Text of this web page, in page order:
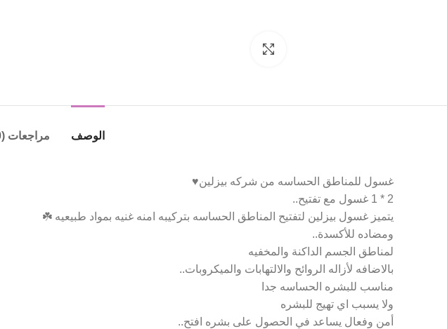
الوصف مراجعات (0)
غسول للمناطق الحساسه من شركه بيزلين♥️
2 * 1 غسول مع تفتيح..
يتميز غسول بيزلين لتفتيح المناطق الحساسه بتركيبه امنه غنيه بمواد طبيعيه ☘️
ومضاده للأكسدة..
لمناطق الجسم الداكنة والمخفيه
بالاضافه لأزاله الروائح والالتهابات والميكروبات..
مناسب للبشره الحساسه جدا
ولا يسبب اي تهيج للبشره
أمن وفعال يساعد في الحصول على بشره افتح..